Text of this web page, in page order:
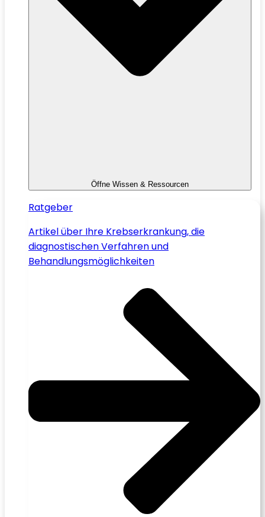
Öffne Wissen & Ressourcen
Ratgeber
Artikel über Ihre Krebserkrankung, die
diagnostischen Verfahren und
Behandlungsmöglichkeiten